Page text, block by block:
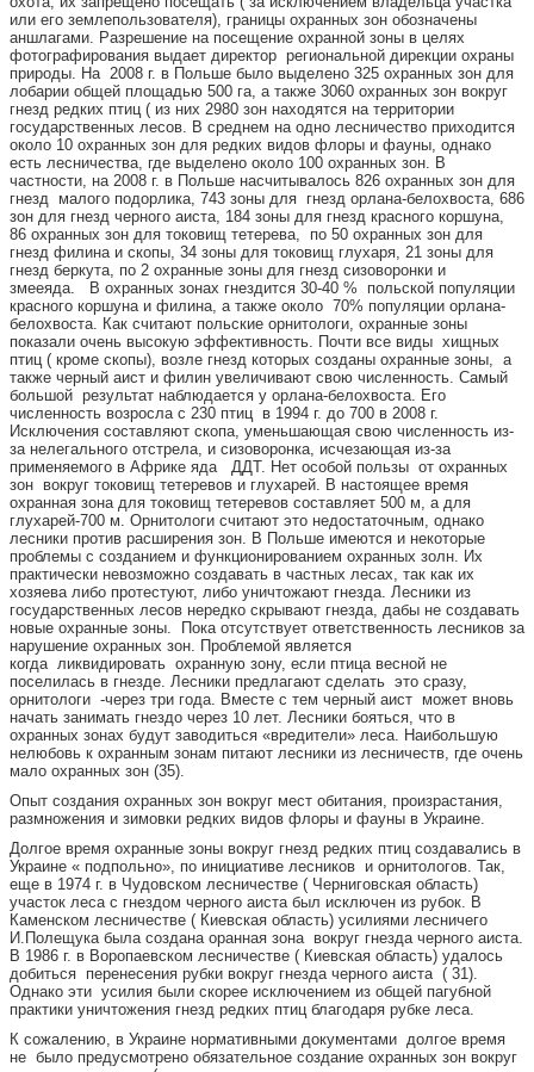
или его землепользователя), границы охранных зон обозначены
аншлагами. Разрешение на посещение охранной зоны в целях
фотографирования выдает директор региональной дирекции охраны
природы. На 2008 г. в Польше было выделено 325 охранных зон для
лобарии общей площадью 500 га, а также 3060 охранных зон вокруг
гнезд редких птиц ( из них 2980 зон находятся на территории
государственных лесов. В среднем на одно лесничество приходится
около 10 охранных зон для редких видов флоры и фауны, однако
есть лесничества, где выделено около 100 охранных зон. В
частности, на 2008 г. в Польше насчитывалось 826 охранных зон для
гнезд малого подорлика, 743 зоны для гнезд орлана-белохвоста, 686
зон для гнезд черного аиста, 184 зоны для гнезд красного коршуна,
86 охранных зон для токовищ тетерева, по 50 охранных зон для
гнезд филина и скопы, 34 зоны для токовищ глухаря, 21 зоны для
гнезд беркута, по 2 охранные зоны для гнезд сизоворонки и
змееяда. В охранных зонах гнездится 30-40 % польской популяции
красного коршуна и филина, а также около 70% популяции орлана-
белохвоста. Как считают польские орнитологи, охранные зоны
показали очень высокую эффективность. Почти все виды хищных
птиц ( кроме скопы), возле гнезд которых созданы охранные зоны, а
также черный аист и филин увеличивают свою численность. Самый
большой результат наблюдается у орлана-белохвоста. Его
численность возросла с 230 птиц в 1994 г. до 700 в 2008 г.
Исключения составляют скопа, уменьшающая свою численность из-
за нелегального отстрела, и сизоворонка, исчезающая из-за
применяемого в Африке яда ДДТ. Нет особой пользы от охранных
зон вокруг токовищ тетеревов и глухарей. В настоящее время
охранная зона для токовищ тетеревов составляет 500 м, а для
глухарей-700 м. Орнитологи считают это недостаточным, однако
лесники против расширения зон. В Польше имеются и некоторые
проблемы с созданием и функционированием охранных золн. Их
практически невозможно создавать в частных лесах, так как их
хозяева либо протестуют, либо уничтожают гнезда. Лесники из
государственных лесов нередко скрывают гнезда, дабы не создавать
новые охранные зоны. Пока отсутствует ответственность лесников за
нарушение охранных зон. Проблемой является
когда ликвидировать охранную зону, если птица весной не
поселилась в гнезде. Лесники предлагают сделать это сразу,
орнитологи -через три года. Вместе с тем черный аист может вновь
начать занимать гнездо через 10 лет. Лесники бояться, что в
охранных зонах будут заводиться «вредители» леса. Наибольшую
нелюбовь к охранным зонам питают лесники из лесничеств, где очень
мало охранных зон (35).
Опыт создания охранных зон вокруг мест обитания, произрастания,
размножения и зимовки редких видов флоры и фауны в Украине.
Долгое время охранные зоны вокруг гнезд редких птиц создавались в
Украине « подпольно», по инициативе лесников и орнитологов. Так,
еще в 1974 г. в Чудовском лесничестве ( Черниговская область)
участок леса с гнездом черного аиста был исключен из рубок. В
Каменском лесничестве ( Киевская область) усилиями лесничего
И.Полещука была создана оранная зона вокруг гнезда черного аиста.
В 1986 г. в Воропаевском лесничестве ( Киевская область) удалось
добиться перенесения рубки вокруг гнезда черного аиста ( 31).
Однако эти усилия были скорее исключением из общей пагубной
практики уничтожения гнезд редких птиц благодаря рубке леса.
К сожалению, в Украине нормативными документами долгое время
не было предусмотрено обязательное создание охранных зон вокруг